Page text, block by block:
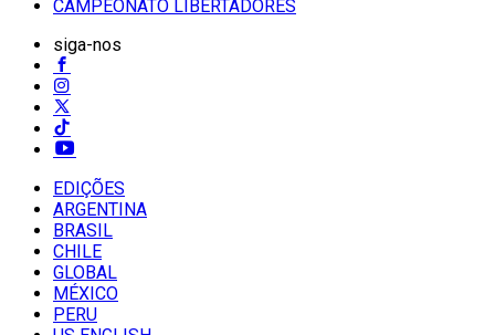
CAMPEONATO LIBERTADORES
siga-nos
EDIÇÕES
ARGENTINA
BRASIL
CHILE
GLOBAL
MÉXICO
PERU